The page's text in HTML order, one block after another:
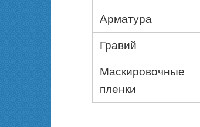
Арматура
Гравий
Маскировочные
пленки